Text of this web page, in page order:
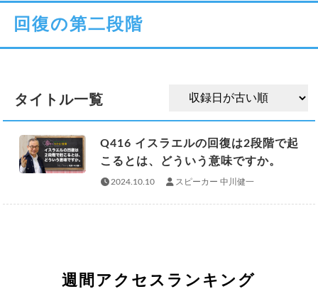
回復の第二段階
タイトル一覧
Q416 イスラエルの回復は2段階で起
こるとは、どういう意味ですか。
2024.10.10 スピーカー 中川健一
週間アクセスランキング